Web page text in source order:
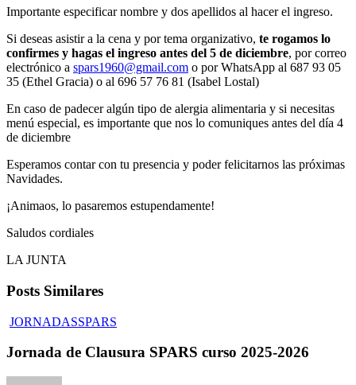
Importante especificar nombre y dos apellidos al hacer el ingreso.
Si deseas asistir a la cena y por tema organizativo, te rogamos lo
confirmes y hagas el ingreso antes del 5 de diciembre, por correo
electrónico a spars1960@gmail.com o por WhatsApp al 687 93 05
35 (Ethel Gracia) o al 696 57 76 81 (Isabel Lostal)
En caso de padecer algún tipo de alergia alimentaria y si necesitas
menú especial, es importante que nos lo comuniques antes del día 4
de diciembre
Esperamos contar con tu presencia y poder felicitarnos las próximas
Navidades.
¡Animaos, lo pasaremos estupendamente!
Saludos cordiales
LA JUNTA
Posts Similares
JORNADASSPARS
Jornada de Clausura SPARS curso 2025-2026